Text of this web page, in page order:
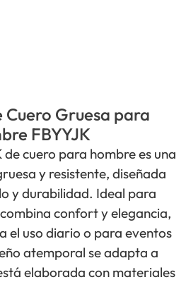
Cuero Gruesa para
FBYYJK
de cuero para hombre es una
y resistente, diseñada
y durabilidad. Ideal para
confort y elegancia,
el uso diario o para eventos
atemporal se adapta a
elaborada con materiales